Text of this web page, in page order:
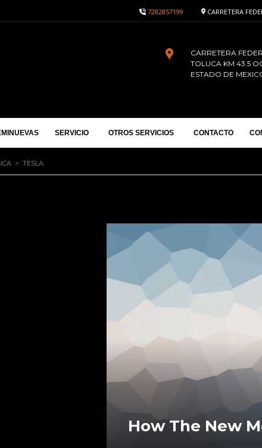
CARRETERA
7282857199
CARRETERA
TOLUCA KM 43.5
ESTADO DE
SERVICIO OTROS SERVICIOS CONTACTO
> TESLA
How The New